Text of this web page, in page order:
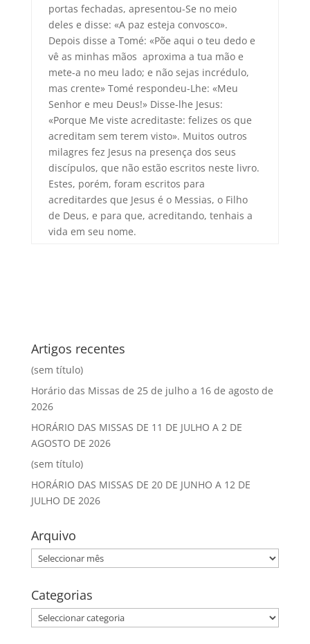
portas fechadas, apresentou-Se no meio
deles e disse: «A paz esteja convosco».
Depois disse a Tomé: «Põe aqui o teu dedo e
vê as minhas mãos aproxima a tua mão e
mete-a no meu lado; e não sejas incrédulo,
mas crente» Tomé respondeu-Lhe: «Meu
Senhor e meu Deus!» Disse-lhe Jesus:
«Porque Me viste acreditaste: felizes os que
acreditam sem terem visto». Muitos outros
milagres fez Jesus na presença dos seus
discípulos, que não estão escritos neste livro.
Estes, porém, foram escritos para
acreditardes que Jesus é o Messias, o Filho
de Deus, e para que, acreditando, tenhais a
vida em seu nome.
Artigos recentes
(sem título)
Horário das Missas de 25 de julho a 16 de agosto de
2026
HORÁRIO DAS MISSAS DE 11 DE JULHO A 2 DE
AGOSTO DE 2026
(sem título)
HORÁRIO DAS MISSAS DE 20 DE JUNHO A 12 DE
JULHO DE 2026
Arquivo
Arquivo
Categorias
Categorias